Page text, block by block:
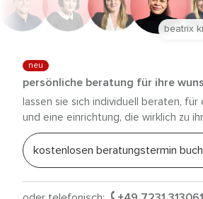
neu
persönliche beratung für ihre
lassen sie sich individuell beraten,
und eine einrichtung, die wirklich zu
kostenlosen beratungstermin
beatrix kist